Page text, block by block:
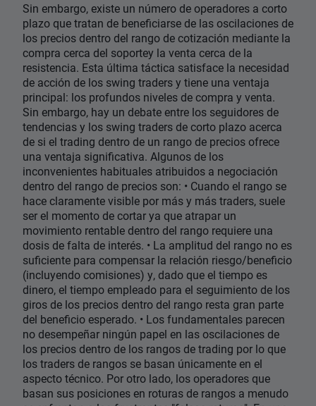
Sin embargo, existe un número de operadores a corto
plazo que tratan de beneficiarse de las oscilaciones de
los precios dentro del rango de cotización mediante la
compra cerca del soportey la venta cerca de la
resistencia. Esta última táctica satisface la necesidad
de acción de los swing traders y tiene una ventaja
principal: los profundos niveles de compra y venta.
Sin embargo, hay un debate entre los seguidores de
tendencias y los swing traders de corto plazo acerca
de si el trading dentro de un rango de precios ofrece
una ventaja significativa. Algunos de los
inconvenientes habituales atribuidos a negociación
dentro del rango de precios son: • Cuando el rango se
hace claramente visible por más y más traders, suele
ser el momento de cortar ya que atrapar un
movimiento rentable dentro del rango requiere una
dosis de falta de interés. • La amplitud del rango no es
suficiente para compensar la relación riesgo/beneficio
(incluyendo comisiones) y, dado que el tiempo es
dinero, el tiempo empleado para el seguimiento de los
giros de los precios dentro del rango resta gran parte
del beneficio esperado. • Los fundamentales parecen
no desempeñar ningún papel en las oscilaciones de
los precios dentro de los rangos de trading por lo que
los traders de rangos se basan únicamente en el
aspecto técnico. Por otro lado, los operadores que
basan sus posiciones en roturas de rangos a menudo